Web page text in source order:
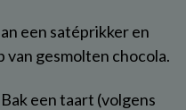
een satéprikker en
van gesmolten chocola.
een taart (volgens